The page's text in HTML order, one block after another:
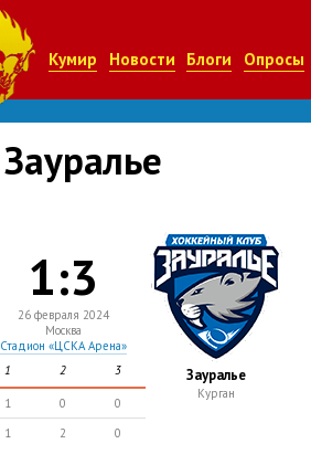
Кумир Новости Блоги Опросы
1:3
26 февраля 2024
Москва
Стадион «ЦСКА Арена»
1
2 3
1 0
0
1
2 0
Зауралье
Курган